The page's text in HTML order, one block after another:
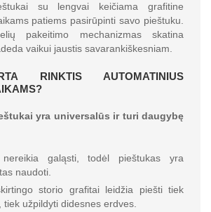
su lengvai keičiama grafitine
patiems pasirūpinti savo pieštuku.
pakeitimo mechanizmas skatina
vaikui jaustis savarankiškesniam.
RINKTIS AUTOMATINIUS
yra universalūs ir turi daugybę
nereikia galąsti, todėl pieštukas yra
naudoti.
storio grafitai leidžia piešti tiek
tiek užpildyti didesnes erdves.